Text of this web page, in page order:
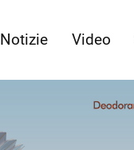
Notizie Video